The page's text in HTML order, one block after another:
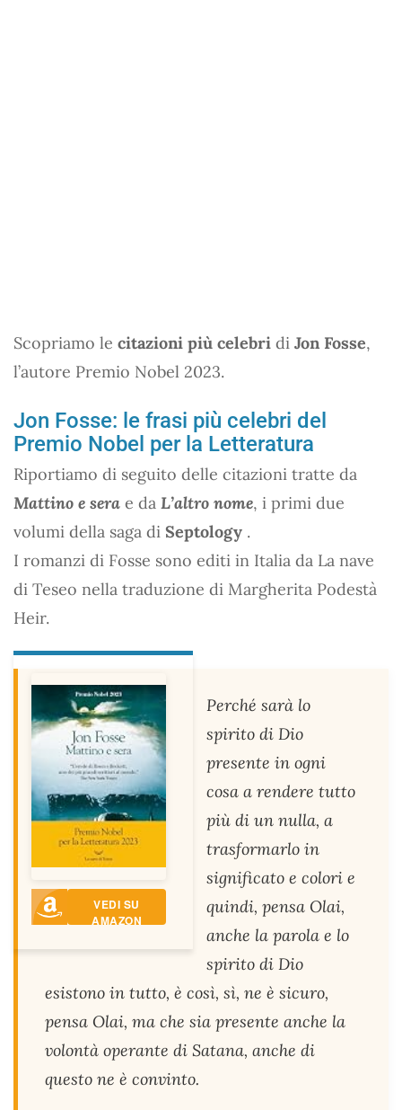
Scopriamo le citazioni più celebri di Jon Fosse,
l’autore Premio Nobel 2023.
Jon Fosse: le frasi più celebri del
Premio Nobel per la Letteratura
Riportiamo di seguito delle citazioni tratte da
Mattino e sera e da L’altro nome, i primi due
volumi della saga di Septology .
I romanzi di Fosse sono editi in Italia da La nave
di Teseo nella traduzione di Margherita Podestà
Heir.
VEDI SU
AMAZON
Perché sarà lo
spirito di Dio
presente in ogni
cosa a rendere tutto
più di un nulla, a
trasformarlo in
significato e colori e
quindi, pensa Olai,
anche la parola e lo
spirito di Dio
esistono in tutto, è così, sì, ne è sicuro,
pensa Olai, ma che sia presente anche la
volontà operante di Satana, anche di
questo ne è convinto.